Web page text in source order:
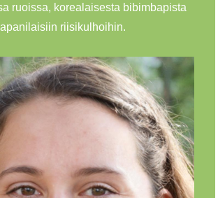
ruoissa, korealaisesta bibimbapista
riisikulhoihin.